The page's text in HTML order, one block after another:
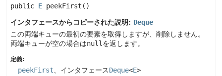
public E peekFirst ()
インタフェースからコピーされた説明: Deque
この両端キューの最初の要素を取得しますが、削除しません。
両端キューが空の場合はnull を返します。
定義:
peekFirst 、インタフェースDeque<E>